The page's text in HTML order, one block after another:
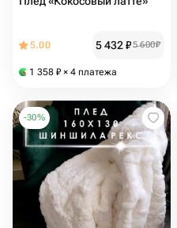
5.00 5 432₽5 600₽
1 358 ₽ × 4 платежа
-30%